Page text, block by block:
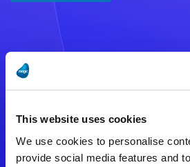
This website uses cookies
We use cookies to personalise
provide social media features and
注意事項
ある可能性があります。